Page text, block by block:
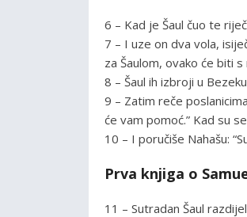
6 – Kad je Šaul čuo te
7 – I uze on dva vola,
za Šaulom, ovako će biti
8 – Šaul ih izbroji u
9 – Zatim reče
će vam pomoć.” Kad su
10 – I poručiše Nahašu:
Prva knjiga o
11 – Sutradan Šaul